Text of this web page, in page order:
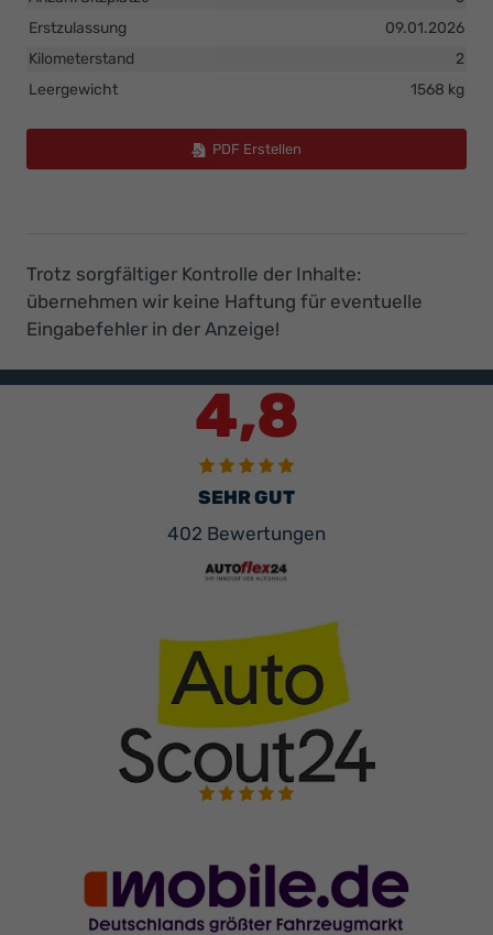
Erstzulassung
09.01.2026
Kilometerstand
2
Leergewicht
1568 kg
PDF Erstellen
Trotz sorgfältiger Kontrolle der Inhalte:
übernehmen wir keine Haftung für eventuelle
Eingabefehler in der Anzeige!
4,8
SEHR GUT
402 Bewertungen